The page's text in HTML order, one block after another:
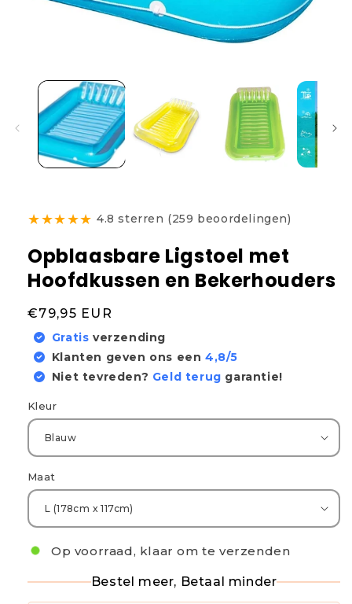
★★★★★ 4.8 sterren (259 beoordelingen)
Opblaasbare Ligstoel met
Hoofdkussen en Bekerhouders
Normale
prijs
€79,95 EUR
Gratis verzending
Klanten geven ons een 4,8/5
Niet tevreden? Geld terug garantie!
Kleur
Maat
Op voorraad, klaar om te verzenden
Bestel meer, Betaal minder